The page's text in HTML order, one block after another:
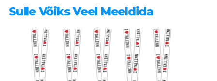
Sulle Võiks Veel Meeldida